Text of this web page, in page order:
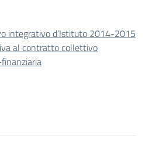
integrativo d’Istituto 2014-2015
al contratto collettivo